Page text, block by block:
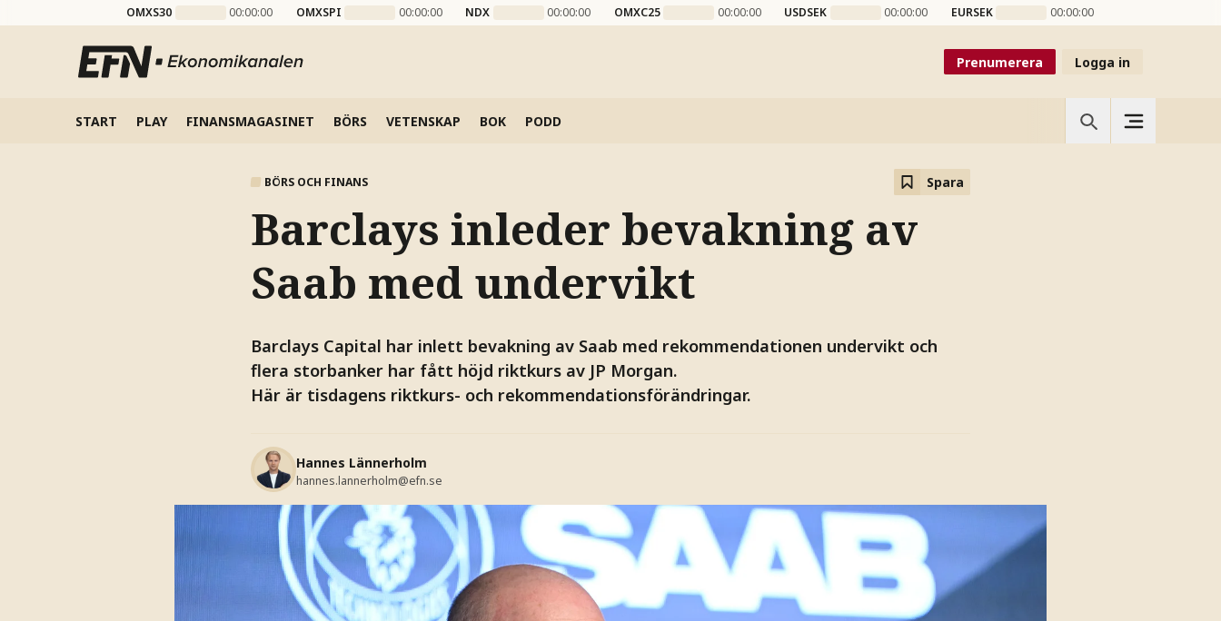
OMXS30 00:00:00 OMXSPI 00:00:00 NDX 00:00:00 OMXC25 00:00:00 USDSEK 00:00:00 EURSEK 00:00:00
Prenumerera Logga in
START PLAY FINANSMAGASINET BÖRS VETENSKAP BOK PODD
BÖRS OCH FINANS Spara
Barclays inleder bevakning av
Saab med undervikt
Barclays Capital har inlett bevakning av Saab med rekommendationen undervikt och
flera storbanker har fått höjd riktkurs av JP Morgan.
Här är tisdagens riktkurs- och rekommendationsförändringar.
Hannes Lännerholm
hannes.lannerholm@efn.se